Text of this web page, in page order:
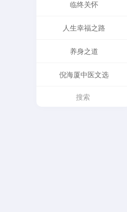
临终关怀
人生幸福之路
养身之道
倪海厦中医文选